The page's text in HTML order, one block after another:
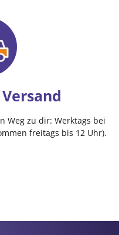
Weg zu dir: Werktags bei
freitags bis 12 Uhr).